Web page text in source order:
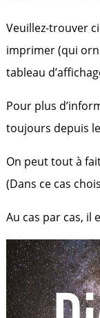
Veuillez-trouver
imprimer (qui
tableau
Pour plus
toujours depuis
On peut tout à
(Dans ce cas
Au cas par cas, il